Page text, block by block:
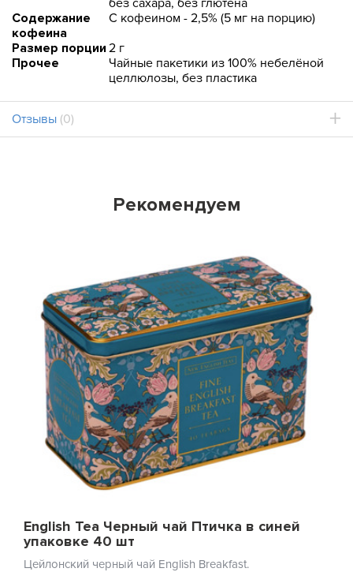
Содержание
кофеина
С кофеином - 2,5% (5 мг на порцию)
Размер порции2 г
Прочее
Чайные пакетики из 100% небелёной
целлюлозы, без пластика
Отзывы (0)
Рекомендуем
English Tea Черный чай Птичка в синей
упаковке 40 шт
Цейлонский черный чай English Breakfast.